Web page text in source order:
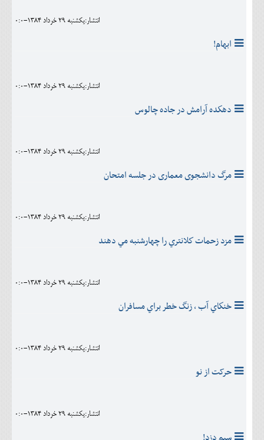
انتشار:يکشنبه 29 خرداد 1384-0:0
ابهام!
انتشار:يکشنبه 29 خرداد 1384-0:0
دهكده آرامش در جاده چالوس
انتشار:يکشنبه 29 خرداد 1384-0:0
مرگ دانشجوى معمارى در جلسه امتحان
انتشار:يکشنبه 29 خرداد 1384-0:0
مزد زحمات كلانتري را چهارشنبه مي دهند
انتشار:يکشنبه 29 خرداد 1384-0:0
خنكاي آب ، زنگ خطر براي مسافران
انتشار:يکشنبه 29 خرداد 1384-0:0
حرکت از نو
انتشار:يکشنبه 29 خرداد 1384-0:0